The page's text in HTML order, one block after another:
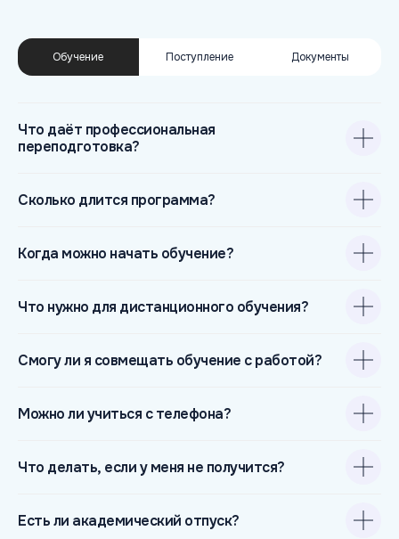
Обучение Поступление Документы
Что даёт профессиональная
переподготовка?
Сколько длится программа?
Когда можно начать обучение?
Что нужно для дистанционного обучения?
Смогу ли я совмещать обучение с работой?
Можно ли учиться с телефона?
Что делать, если у меня не получится?
Есть ли академический отпуск?
Полезные ссылки
Отзывы
Часто задаваемые вопросы
8 800 500 34 16
Телефон приемной комиссии:
Округ Можайский, тер Инновационного Центра
Политика конфиденциальности